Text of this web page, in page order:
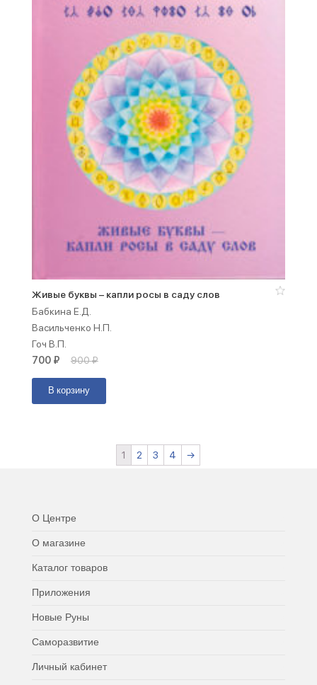
Живые буквы – капли росы в саду слов
Бабкина Е.Д.
Васильченко Н.П.
Гоч В.П.
900₽
700 ₽
В корзину
1 2 3 4 →
О Центре
О магазине
Каталог товаров
Приложения
Новые Руны
Саморазвитие
Личный кабинет